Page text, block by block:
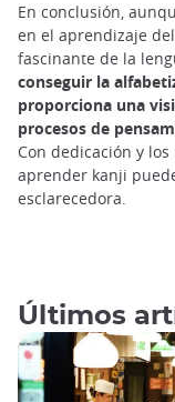
En conclusión,
en el aprendizaje
fascinante de la
conseguir la
proporciona una
procesos de
Con dedicación y
aprender kanji
esclarecedora.
Últimos